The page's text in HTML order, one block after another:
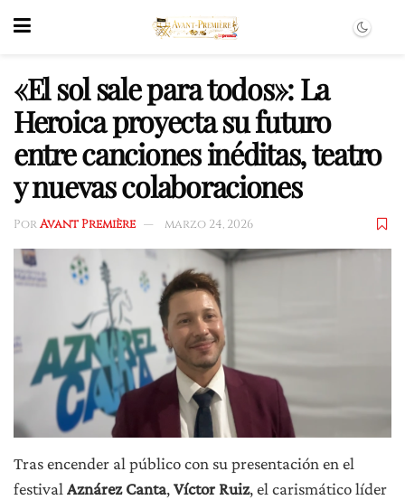
«El sol sale para todos»: La
Heroica proyecta su futuro
entre canciones inéditas, teatro
y nuevas colaboraciones
PorAvant Première marzo 24, 2026
Tras encender al público con su presentación en el
festival Aznárez Canta,Víctor Ruiz, el carismático líder